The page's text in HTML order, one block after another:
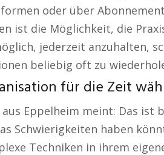
oder über
ist die Möglichkeit, die
jederzeit anzuhalten,
beliebig oft zu
für die Zeit
aus Eppelheim meint: Das
Schwierigkeiten haben
Techniken in ihrem